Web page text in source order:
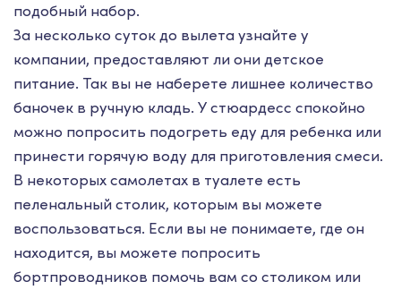
подобный набор.
За несколько суток до вылета узнайте у
компании, предоставляют ли они детское
питание. Так вы не наберете лишнее количество
баночек в ручную кладь. У стюардесс спокойно
можно попросить подогреть еду для ребенка или
принести горячую воду для приготовления смеси.
В некоторых самолетах в туалете есть
пеленальный столик, которым вы можете
воспользоваться. Если вы не понимаете, где он
находится, вы можете попросить
бортпроводников помочь вам со столиком или